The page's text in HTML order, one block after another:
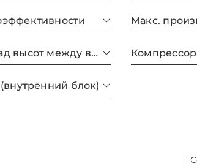
Макс. перепад высот между внутр. и внешним блоками Компрессор
блок)